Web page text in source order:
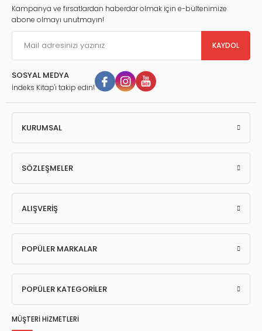
Kampanya ve fırsatlardan haberdar olmak için e-bültenimize
abone olmayı unutmayın!
KAYDOL
SOSYAL MEDYA
İndeks Kitap'ı takip edin!
KURUMSAL
SÖZLEŞMELER
ALIŞVERİŞ
POPÜLER MARKALAR
POPÜLER KATEGORİLER
MÜŞTERİ HİZMETLERİ